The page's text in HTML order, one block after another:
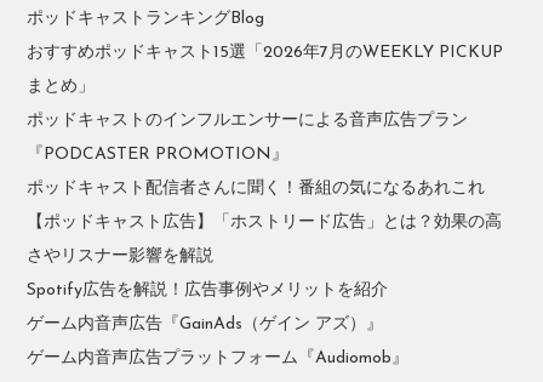
ポッドキャストランキングBlog
おすすめポッドキャスト15選「2026年7月のWEEKLY PICKUP
まとめ」
ポッドキャストのインフルエンサーによる音声広告プラン
『PODCASTER PROMOTION』
ポッドキャスト配信者さんに聞く！番組の気になるあれこれ
【ポッドキャスト広告】「ホストリード広告」とは？効果の高
さやリスナー影響を解説
Spotify広告を解説！広告事例やメリットを紹介
ゲーム内音声広告『GainAds（ゲイン アズ）』
ゲーム内音声広告プラットフォーム『Audiomob』